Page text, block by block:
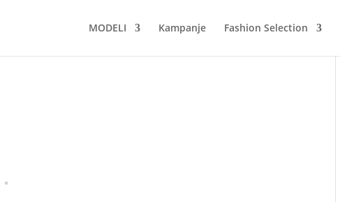
MODELI Kampanje Fashion Selection